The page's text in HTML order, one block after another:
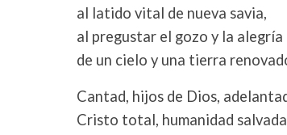
al latido vital de nueva savia,
al pregustar el gozo y la alegría
de un cielo y una tierra
Cantad, hijos de Dios,
Cristo total, humanidad